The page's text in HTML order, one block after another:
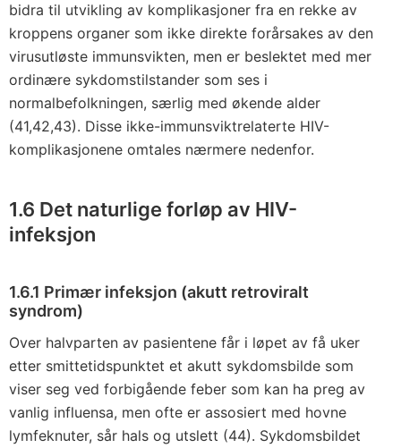
bidra til utvikling av komplikasjoner fra en rekke av
kroppens organer som ikke direkte forårsakes av den
virusutløste immunsvikten, men er beslektet med mer
ordinære sykdomstilstander som ses i
normalbefolkningen, særlig med økende alder
(41,42,43). Disse ikke-immunsviktrelaterte HIV-
komplikasjonene omtales nærmere nedenfor.
1.6 Det naturlige forløp av HIV-
infeksjon
1.6.1 Primær infeksjon (akutt retroviralt
syndrom)
Over halvparten av pasientene får i løpet av få uker
etter smittetidspunktet et akutt sykdomsbilde som
viser seg ved forbigående feber som kan ha preg av
vanlig influensa, men ofte er assosiert med hovne
lymfeknuter, sår hals og utslett (44). Sykdomsbildet